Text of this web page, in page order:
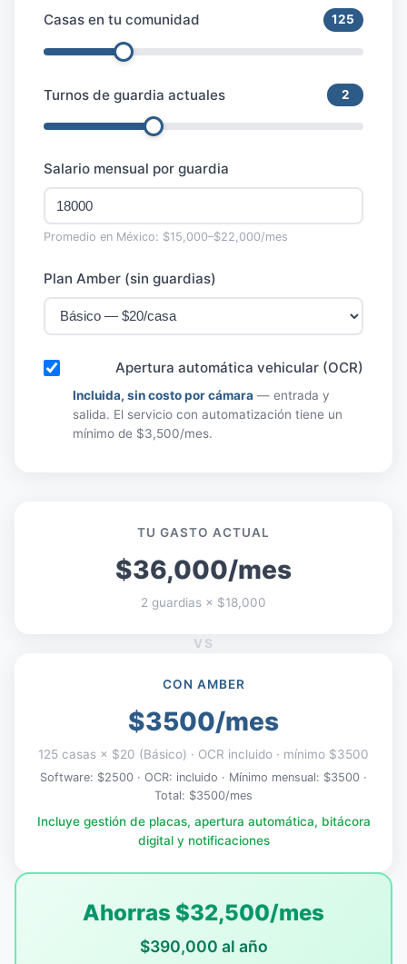
Casas en tu comunidad 125
Turnos de guardia actuales 2
Salario mensual por guardia
Promedio en México: $15,000–$22,000/mes
Plan Amber (sin guardias)
Apertura automática vehicular (OCR)
Incluida, sin costo por cámara — entrada y
salida. El servicio con automatización tiene un
mínimo de $3,500/mes.
TU GASTO ACTUAL
$36,000/mes
2 guardias × $18,000
VS
CON AMBER
$3500/mes
125 casas × $20 (Básico) · OCR incluido · mínimo $3500
Software: $2500 · OCR: incluido · Mínimo mensual: $3500 ·
Total: $3500/mes
Incluye gestión de placas, apertura automática, bitácora
digital y notificaciones
Ahorras $32,500/mes
$390,000 al año